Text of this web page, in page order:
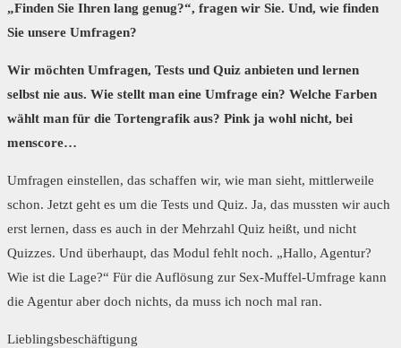
„Finden Sie Ihren lang genug?“, fragen wir Sie. Und, wie finden
Sie unsere Umfragen?
Wir möchten Umfragen, Tests und Quiz anbieten und lernen
selbst nie aus. Wie stellt man eine Umfrage ein? Welche Farben
wählt man für die Tortengrafik aus? Pink ja wohl nicht, bei
menscore…
Umfragen einstellen, das schaffen wir, wie man sieht, mittlerweile
schon. Jetzt geht es um die Tests und Quiz. Ja, das mussten wir auch
erst lernen, dass es auch in der Mehrzahl Quiz heißt, und nicht
Quizzes. Und überhaupt, das Modul fehlt noch. „Hallo, Agentur?
Wie ist die Lage?“ Für die Auflösung zur Sex-Muffel-Umfrage kann
die Agentur aber doch nichts, da muss ich noch mal ran.
Lieblingsbeschäftigung